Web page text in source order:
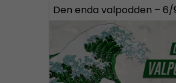
Den enda valpodden –